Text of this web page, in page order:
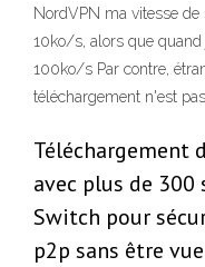
NordVPN ma vitesse
10ko/s, alors que quand
100ko/s Par contre,
téléchargement n'est
Téléchargement
avec plus de 300
Switch pour
p2p sans être